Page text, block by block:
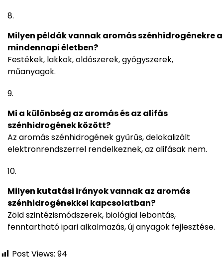
Milyen példák vannak aromás szénhidrogénekre a
mindennapi életben?
Festékek, lakkok, oldószerek, gyógyszerek,
műanyagok.
Mi a különbség az aromás és az alifás
szénhidrogének között?
Az aromás szénhidrogének gyűrűs, delokalizált
elektronrendszerrel rendelkeznek, az alifásak nem.
Milyen kutatási irányok vannak az aromás
szénhidrogénekkel kapcsolatban?
Zöld szintézismódszerek, biológiai lebontás,
fenntartható ipari alkalmazás, új anyagok fejlesztése.
Post Views: 94